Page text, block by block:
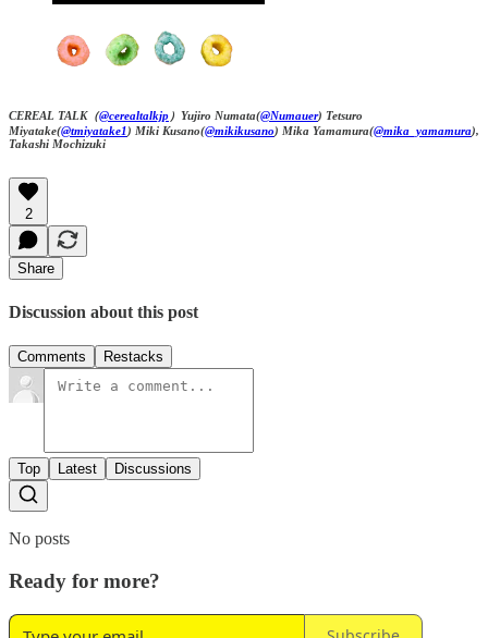
CEREAL TALK（@cerealtalkjp ）Yujiro Numata(@Numauer) Tetsuro
Miyatake(@tmiyatake1) Miki Kusano(@mikikusano) Mika Yamamura(@mika_yamamura),
Takashi Mochizuki
2
Share
Discussion about this post
Comments Restacks
Top Latest Discussions
No posts
Ready for more?